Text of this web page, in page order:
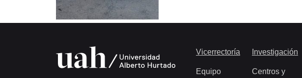
Vicerrectoría
Equipo
Investigación
Centros y